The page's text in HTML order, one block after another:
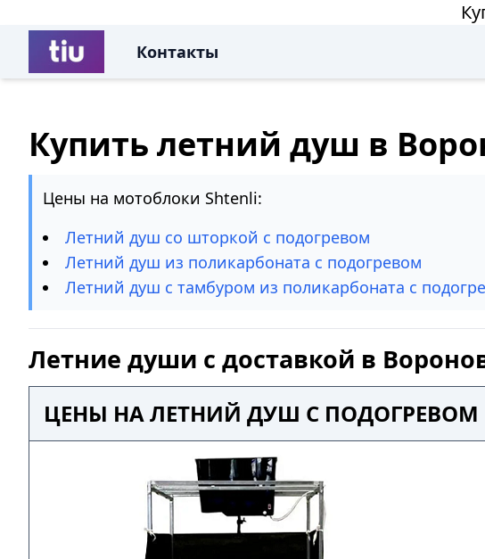
Контакты
Купить летний душ в
Цены на мотоблоки Shtenli:
Летний душ со шторкой с подогревом
Летний душ из поликарбоната с подогревом
Летний душ с тамбуром из поликарбоната с
Летние души с доставкой в
ЦЕНЫ НА ЛЕТНИЙ ДУШ С